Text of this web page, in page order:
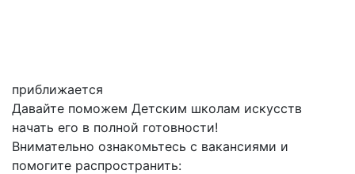
приближается
Давайте поможем Детским школам искусств
начать его в полной готовности!
Внимательно ознакомьтесь с вакансиями и
помогите распространить: